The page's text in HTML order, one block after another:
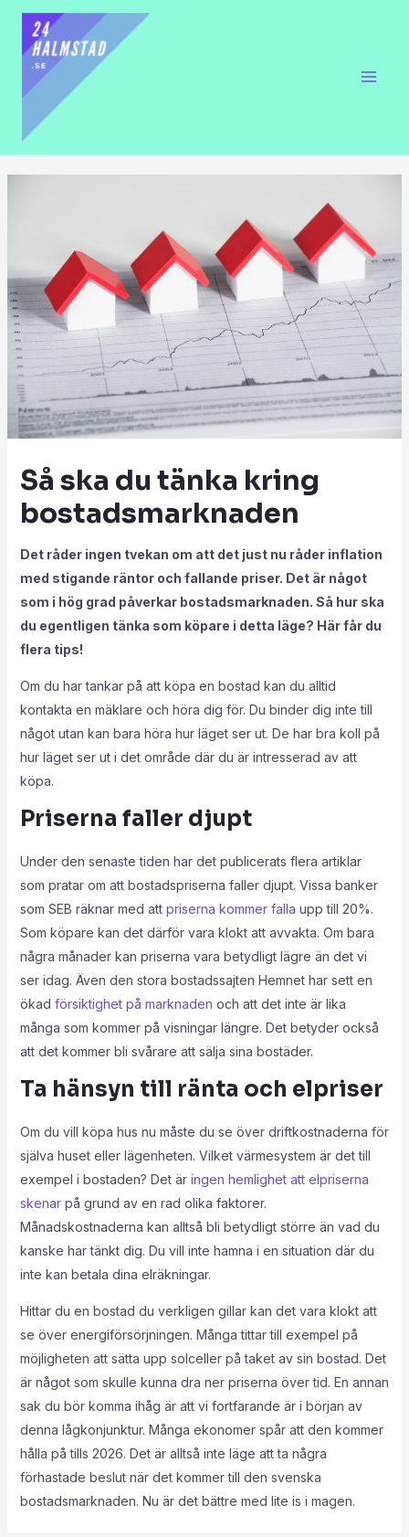
Så ska du tänka kring
bostadsmarknaden
Det råder ingen tvekan om att det just nu råder inflation
med stigande räntor och fallande priser. Det är något
som i hög grad påverkar bostadsmarknaden. Så hur ska
du egentligen tänka som köpare i detta läge? Här får du
flera tips!
Om du har tankar på att köpa en bostad kan du alltid
kontakta en mäklare och höra dig för. Du binder dig inte till
något utan kan bara höra hur läget ser ut. De har bra koll på
hur läget ser ut i det område där du är intresserad av att
köpa.
Priserna faller djupt
Under den senaste tiden har det publicerats flera artiklar
som pratar om att bostadspriserna faller djupt. Vissa banker
som SEB räknar med att priserna kommer falla upp till 20%.
Som köpare kan det därför vara klokt att avvakta. Om bara
några månader kan priserna vara betydligt lägre än det vi
ser idag. Även den stora bostadssajten Hemnet har sett en
ökad försiktighet på marknaden och att det inte är lika
många som kommer på visningar längre. Det betyder också
att det kommer bli svårare att sälja sina bostäder.
Ta hänsyn till ränta och elpriser
Om du vill köpa hus nu måste du se över driftkostnaderna för
själva huset eller lägenheten. Vilket värmesystem är det till
exempel i bostaden? Det är ingen hemlighet att elpriserna
skenarpå grund av en rad olika faktorer.
Månadskostnaderna kan alltså bli betydligt större än vad du
kanske har tänkt dig. Du vill inte hamna i en situation där du
inte kan betala dina elräkningar.
Hittar du en bostad du verkligen gillar kan det vara klokt att
se över energiförsörjningen. Många tittar till exempel på
möjligheten att sätta upp solceller på taket av sin bostad. Det
är något som skulle kunna dra ner priserna över tid. En annan
sak du bör komma ihåg är att vi fortfarande är i början av
denna lågkonjunktur. Många ekonomer spår att den kommer
hålla på tills 2026. Det är alltså inte läge att ta några
förhastade beslut när det kommer till den svenska
bostadsmarknaden. Nu är det bättre med lite is i magen.